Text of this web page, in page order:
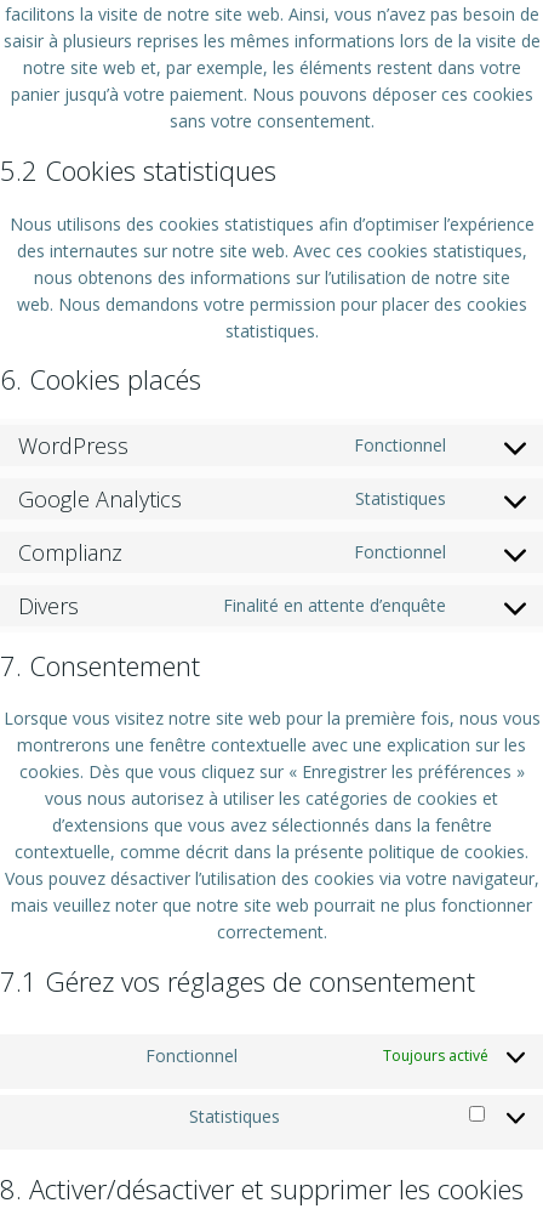
facilitons la visite de notre site web. Ainsi, vous n’avez pas besoin de
saisir à plusieurs reprises les mêmes informations lors de la visite de
notre site web et, par exemple, les éléments restent dans votre
panier jusqu’à votre paiement. Nous pouvons déposer ces cookies
sans votre consentement.
5.2 Cookies statistiques
Nous utilisons des cookies statistiques afin d’optimiser l’expérience
des internautes sur notre site web. Avec ces cookies statistiques,
nous obtenons des informations sur l’utilisation de notre site
web. Nous demandons votre permission pour placer des cookies
statistiques.
6. Cookies placés
WordPress Fonctionnel
Consent
service
Google Analytics Statistiques
Consent
service
analytics
Complianz Fonctionnel
Consent
service
Divers Finalité en attente d’enquête
Consent
7. Consentement
Lorsque vous visitez notre site web pour la première fois, nous vous
montrerons une fenêtre contextuelle avec une explication sur les
cookies. Dès que vous cliquez sur « Enregistrer les préférences »
vous nous autorisez à utiliser les catégories de cookies et
d’extensions que vous avez sélectionnés dans la fenêtre
contextuelle, comme décrit dans la présente politique de cookies.
Vous pouvez désactiver l’utilisation des cookies via votre navigateur,
mais veuillez noter que notre site web pourrait ne plus fonctionner
correctement.
7.1 Gérez vos réglages de consentement
Fonctionnel Toujours activé
Statistiques
8. Activer/désactiver et supprimer les cookies